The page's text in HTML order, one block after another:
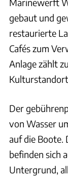
gebaut und
restaurierte
Cafés zum
Anlage zählt
Der
von Wasser
auf die Boote.
befinden sich
Untergrund,